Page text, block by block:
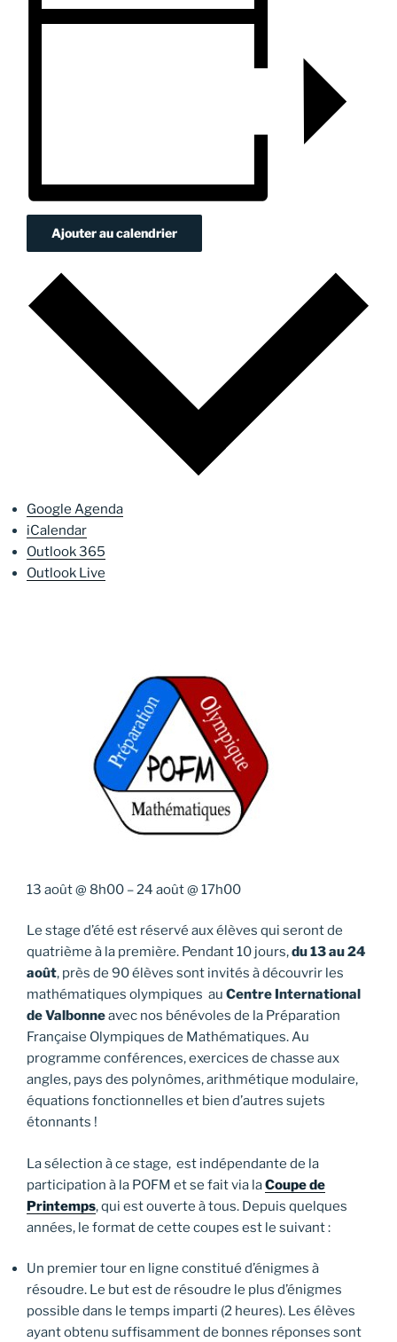
Ajouter au calendrier
Google Agenda
iCalendar
Outlook 365
Outlook Live
13 août@ 8h00 –24 août@ 17h00
Le stage d’été est réservé aux élèves qui seront de
quatrième à la première. Pendant 10 jours,du 13 au 24
août, près de 90 élèves sont invités à découvrir les
mathématiques olympiques au Centre International
de Valbonneavec nos bénévoles de la Préparation
Française Olympiques de Mathématiques. Au
programme conférences, exercices de chasse aux
angles, pays des polynômes, arithmétique modulaire,
équations fonctionnelles et bien d’autres sujets
étonnants !
La sélection à ce stage, est indépendante de la
participation à la POFM et se fait via laCoupe de
Printemps, qui est ouverte à tous. Depuis quelques
années, le format de cette coupes est le suivant :
Un premier tour en ligne constitué d’énigmes à
résoudre. Le but est de résoudre le plus d’énigmes
possible dans le temps imparti (2 heures). Les élèves
ayant obtenu suffisamment de bonnes réponses sont